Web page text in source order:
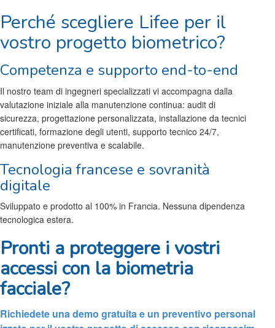
Perché scegliere Lifee per il
vostro progetto biometrico?
Competenza e supporto end-to-end
Il nostro team di ingegneri specializzati vi accompagna dalla
valutazione iniziale alla manutenzione continua: audit di
sicurezza, progettazione personalizzata, installazione da tecnici
certificati, formazione degli utenti, supporto tecnico 24/7,
manutenzione preventiva e scalabile.
Tecnologia francese e sovranità
digitale
Sviluppato e prodotto al 100% in Francia. Nessuna dipendenza
tecnologica estera.
Pronti a proteggere i vostri
accessi con la biometria
facciale?
Richiedete una demo gratuita e un preventivo personal